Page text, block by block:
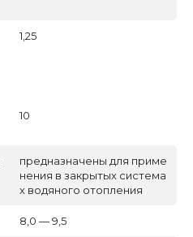
1,25
10
предназначены для приме
нения в закрытых система
х водяного отопления
8,0 — 9,5